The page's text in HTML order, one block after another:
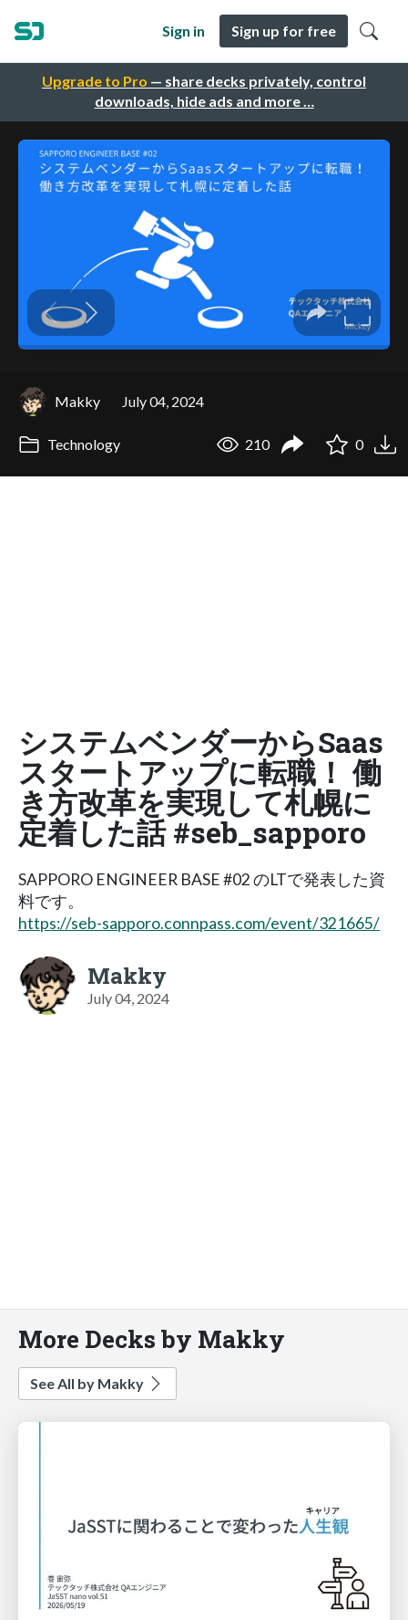
Upgrade to Pro — share decks privately, control
downloads, hide ads and more …
Sign in Sign up for free
Makky July 04, 2024
Technology 210 0
システムベンダーからSaas
スタートアップに転職！ 働
き方改革を実現して札幌に
定着した話 #seb_sapporo
SAPPORO ENGINEER BASE #02 のLTで発表した資
料です。
https://seb-sapporo.connpass.com/event/321665/
Makky
July 04, 2024
More Decks by Makky
See All by Makky